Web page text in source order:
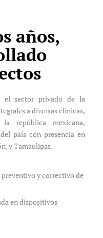
años,
el sector privado de la
a diversas clínicas,
república mexicana,
país con presencia en
y Tamaulipas.
y correctivo de
en dispositivos